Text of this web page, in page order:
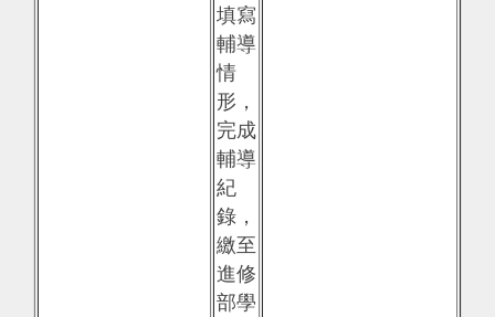
填寫
輔導
情
形，
完成
輔導
紀
錄，
繳至
進修
部學